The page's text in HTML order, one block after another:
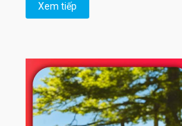
Xem tiếp